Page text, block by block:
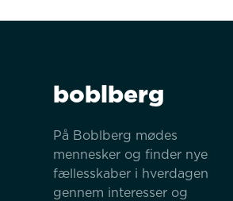
boblberg
På Boblberg mødes
mennesker og finder nye
fællesskaber i hverdagen
gennem interesser og